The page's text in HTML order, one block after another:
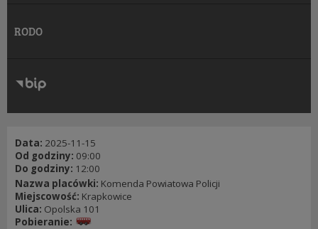
RODO
RODO
Klauzule informacyjne
Data: 2025-11-15
Od godziny: 09:00
Do godziny: 12:00
Nazwa placówki: Komenda Powiatowa Policji
Miejscowość: Krapkowice
Ulica: Opolska 101
Pobieranie: